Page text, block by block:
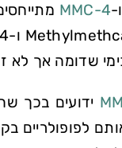
ו-4-MMC
שדומה אך לא
ידועים בכך
לפופולריים